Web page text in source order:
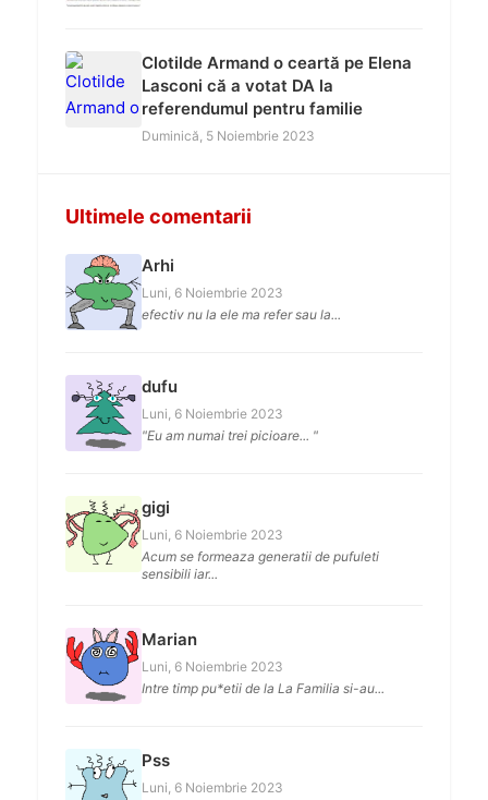
Clotilde Armand o ceartă pe Elena
Lasconi că a votat DA la
referendumul pentru familie
Duminică, 5 Noiembrie 2023
Ultimele comentarii
Arhi
Luni, 6 Noiembrie 2023
efectiv nu la ele ma refer sau la...
dufu
Luni, 6 Noiembrie 2023
"Eu am numai trei picioare... "
gigi
Luni, 6 Noiembrie 2023
Acum se formeaza generatii de pufuleti
sensibili iar...
Marian
Luni, 6 Noiembrie 2023
Intre timp pu*etii de la La Familia si-au...
Pss
Luni, 6 Noiembrie 2023